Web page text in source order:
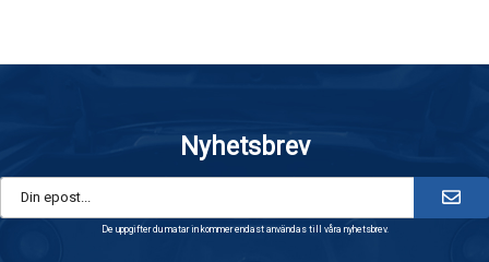
Nyhetsbrev
De uppgifter du matar in kommer endast användas till våra nyhetsbrev.